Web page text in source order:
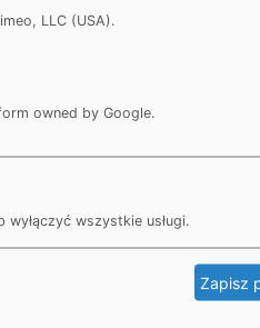
określone
w piśmie
stopnia
efektów uczenia się;
jak i przez osoby,
LLC (USA).
owned by Google.
wyłączyć wszystkie usługi.
Zapisz